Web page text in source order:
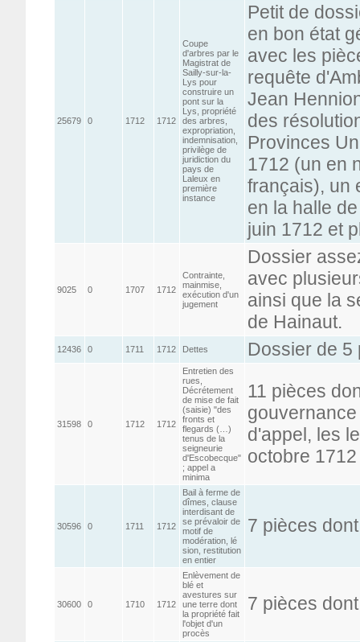
25679 0 1712 1712
Coupe
d'arbres par le
Magistrat de
Sailly-sur-la-
Lys pour
construire un
pont sur la
Lys, propriété
des arbres,
expropriation,
indemnisation,
privilège de
juridiction du
pays de
Laleux en
première
instance
Petit de
en bon état
avec les
requête
Jean
des
Provinces
1712 (un en
français), un
en la halle
juin 1712 et
9025 0 1707 1712
Contrainte,
mainmise,
exécution d'un
jugement
Dossier
avec
ainsi que la
de Hainaut.
12436 0 1711 1712 Dettes Dossier de 5
31598 0 1712 1712
Entretien des
rues,
Décrétement
de mise de fait
(saisie) "des
fronts et
flegards (…)
tenus de la
seigneurie
d'Escobecque"
; appel a
minima
11 pièces
d'appel, les
octobre
30596 0 1711 1712
Bail à ferme de
dîmes, clause
interdisant de
se prévaloir de
motif de
modération, lé
sion, restitution
en entier
7 pièces
30600 0 1710 1712
Enlèvement de
blé et
avestures sur
une terre dont
la propriété fait
l'objet d'un
procès
7 pièces